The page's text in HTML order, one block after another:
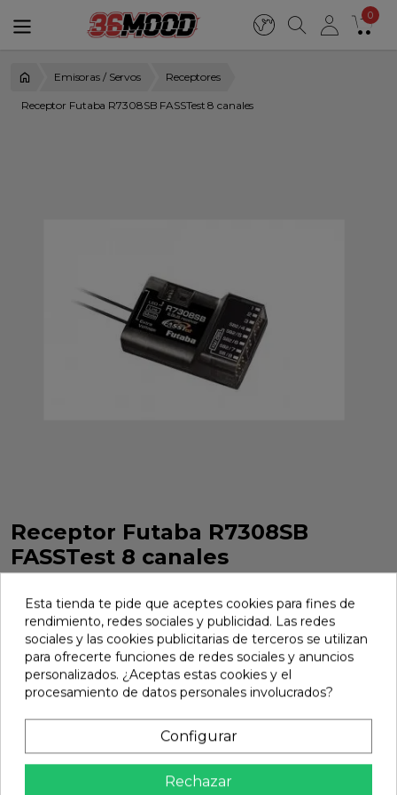
0
Emisoras / Servos Receptores
Receptor Futaba R7308SB FASSTest 8 canales
Receptor Futaba R7308SB
FASSTest 8 canales
1000601.
Marca: Futaba Ref: 1000601
163,59 €
Avisarme

Esta tienda te pide que aceptes cookies para fines de
rendimiento, redes sociales y publicidad. Las redes
sociales y las cookies publicitarias de terceros se utilizan
para ofrecerte funciones de redes sociales y anuncios
personalizados. ¿Aceptas estas cookies y el
procesamiento de datos personales involucrados?
Configurar
Rechazar